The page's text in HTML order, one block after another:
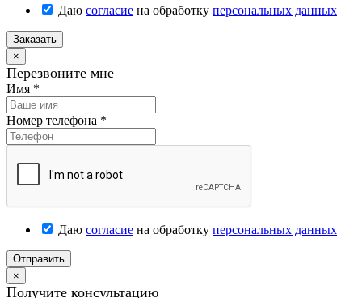
Даю согласие на обработку персональных данных
Заказать
×
Перезвоните мне
Имя *
Номер телефона *
Даю согласие на обработку персональных данных
Отправить
×
Получите консультацию